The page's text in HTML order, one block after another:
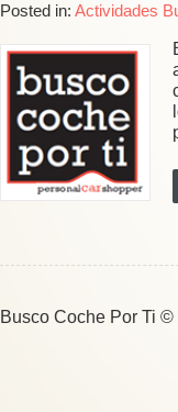
Posted in: Actividades
Busco Coche Por Ti ©